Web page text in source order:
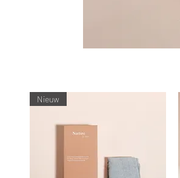
Nieuw